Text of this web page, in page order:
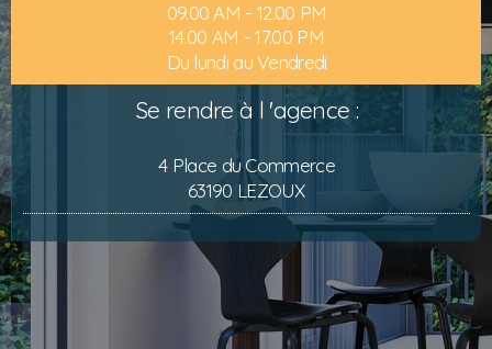
09.00 AM - 12.00 PM
14.00 AM - 17.00 PM
Du lundi au Vendredi
Se rendre à l 'agence :
4 Place du Commerce
63190 LEZOUX